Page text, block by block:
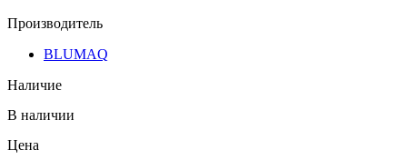
Производитель
BLUMAQ
Наличие
В наличии
Цена